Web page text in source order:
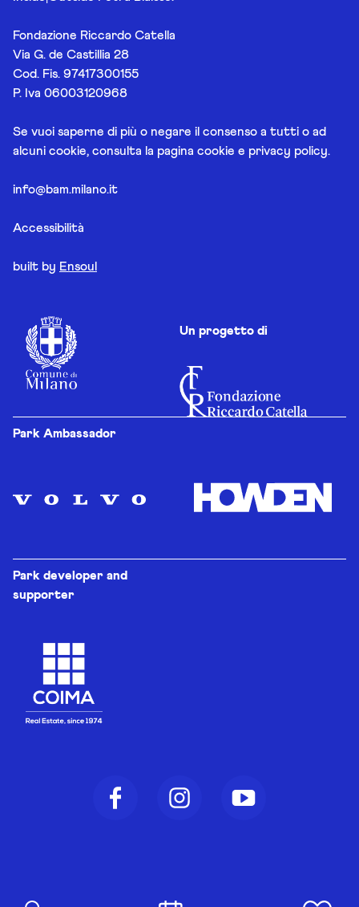
Fondazione Riccardo Catella
Via G. de Castillia 28
Cod. Fis. 97417300155
P. Iva 06003120968
Se vuoi saperne di più o negare il consenso a tutti o ad
alcuni cookie, consulta la pagina cookie e privacy policy.
info@bam.milano.it
Accessibilità
built by Ensoul
Un progetto di
Park Ambassador
Park developer and
supporter